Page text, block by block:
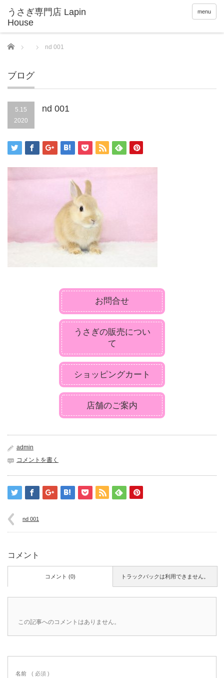
menu
Home nd 001
ブログ
5.15
2020
nd 001
お問合せ
うさぎの販売につい
て
ショッピングカート
店舗のご案内
admin
コメントを書く
nd 001
コメント
トラックバックは利用できません。
コメント (0)
この記事へのコメントはありません。
名前 ( 必須 )